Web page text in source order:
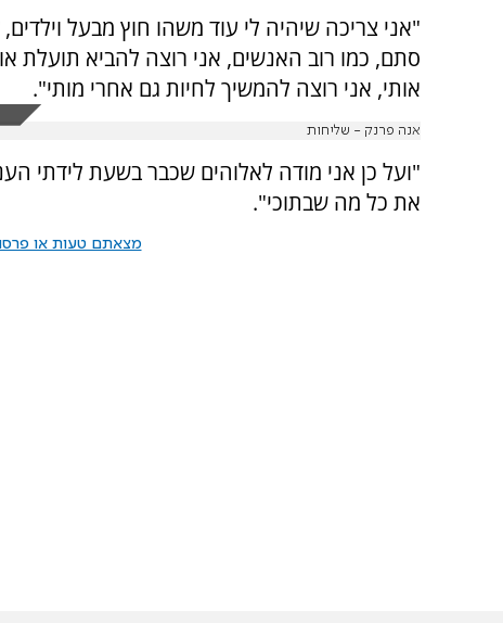
"אני צריכה שיהיה לי עוד משהו חוץ מבעל
סתם, כמו רוב האנשים, אני רוצה להביא תועלת
אותי, אני רוצה להמשיך לחיות גם אחרי מותי".
אנה פרנק - שליחות
"ועל כן אני מודה לאלוהים שכבר בשעת לידתי
את כל מה שבתוכי".
מצאתם טעות או